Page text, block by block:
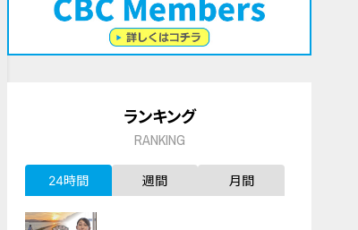
ランキング
RANKING
24時間 週間 月間